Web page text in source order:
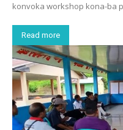
konvoka workshop kona-ba
Read more